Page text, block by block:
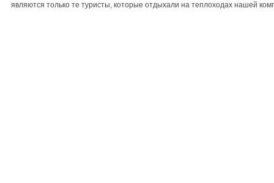
являются только те туристы, которые отдыхали на теплоходах нашей